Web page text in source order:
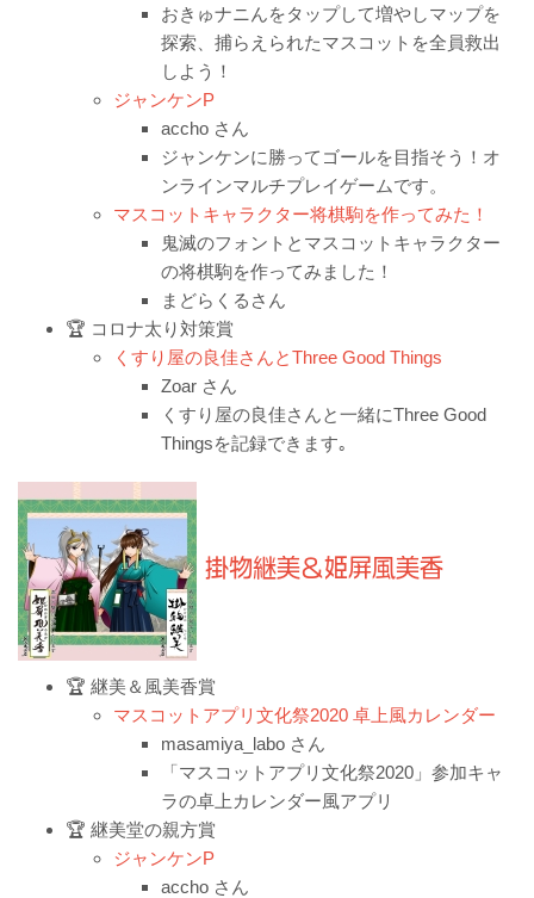
おきゅナニんをタップして増やしマップを
探索、捕らえられたマスコットを全員救出
しよう！
ジャンケンP
accho さん
ジャンケンに勝ってゴールを目指そう！オ
ンラインマルチプレイゲームです。
マスコットキャラクター将棋駒を作ってみた！
鬼滅のフォントとマスコットキャラクター
の将棋駒を作ってみました！
まどらくるさん
🏆 コロナ太り対策賞
くすり屋の良佳さんとThree Good Things
Zoar さん
くすり屋の良佳さんと一緒にThree Good
Thingsを記録できます｡
掛物継美＆姫屏風美香
🏆 継美＆風美香賞
マスコットアプリ文化祭2020 卓上風カレンダー
masamiya_labo さん
「マスコットアプリ文化祭2020」参加キャ
ラの卓上カレンダー風アプリ
🏆 継美堂の親方賞
ジャンケンP
accho さん